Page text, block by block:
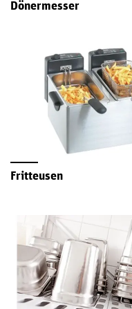
Dönermesser
Fritteusen